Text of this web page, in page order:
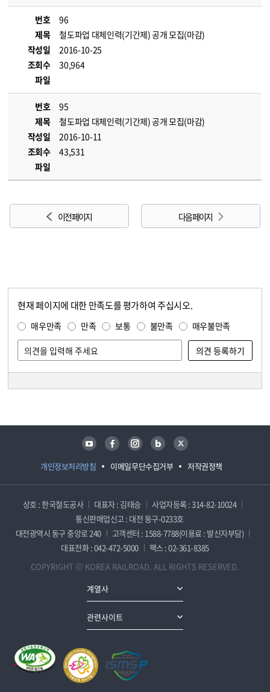
번호
96
제목
철도파업 대체인력(기간제) 공개 모집(마감)
작성일
2016-10-25
조회수
30,964
파일
번호
95
제목
철도파업 대체인력(기간제) 공개 모집(마감)
작성일
2016-10-11
조회수
43,531
파일
이전 페이지 다음 페이지
현재 페이지에 대한 만족도를 평가하여 주십시오.
매우만족 만족 보통 불만족 매우불만족
개인정보처리방침 이메일무단수집거부 저작권정책
유튜브 페이스북 인스타그램 블로그 트위터
상호 : 한국철도공사 대표자 : 김태승
사업자등록 : 314-82-10024
통신판매업신고 : 대전 동구-0233호
대전광역시 동구 중앙로 240
고객센터 : 1588-7788(이용료 : 발신자부담)
대표전화 : 042-472-5000
팩스 : 02-361-8385
COPYRIGHT ⓒ KOREA RAILROAD. ALL RIGHTS RESERVED.
계열사
관련사이트